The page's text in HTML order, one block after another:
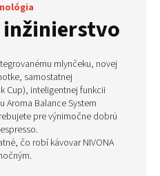
inžinierstvo
mlynčeku, novej
samostatnej
Cup), inteligentnej funkcii
Aroma Balance System
pre výnimočne dobrú
čo robí kávovar NIVONA